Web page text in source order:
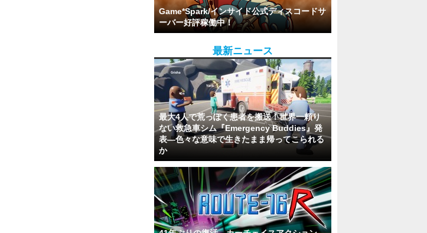
Game*Spark/インサイド公式ディスコードサ
ーバー好評稼働中！
最新ニュース
最大4人で荒っぽく患者を搬送！世界一頼り
ない救急車シム『Emergency Buddies』発
表―色々な意味で生きたまま帰ってこられる
か